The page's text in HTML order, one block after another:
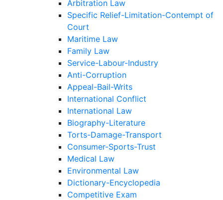
Arbitration Law
Specific Relief-Limitation-Contempt of
Court
Maritime Law
Family Law
Service-Labour-Industry
Anti-Corruption
Appeal-Bail-Writs
International Conflict
International Law
Biography-Literature
Torts-Damage-Transport
Consumer-Sports-Trust
Medical Law
Environmental Law
Dictionary-Encyclopedia
Competitive Exam